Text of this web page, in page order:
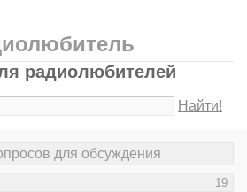
радиолюбителей
Найти!
для обсуждения
19